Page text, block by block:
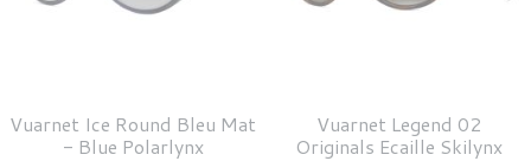
Vuarnet Ice Round Bleu Mat
- Blue Polarlynx
Vuarnet Legend 02
Originals Ecaille Skilynx